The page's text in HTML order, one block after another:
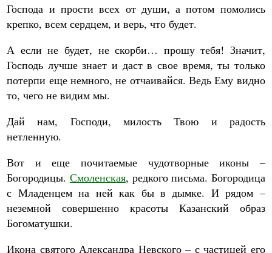
Господа и прости всех от души, а потом помолись
крепко, всем сердцем, и верь, что будет.
А если не будет, не скорби… прошу тебя! Значит,
Господь лучше знает и даст в свое время, ты только
потерпи еще немного, не отчаивайся. Ведь Ему видно
то, чего не видим мы.
Дай нам, Господи, милость Твою и радость
нетленную.
Вот и еще почитаемые чудотворные иконы –
Богородицы. Смоленская, редкого письма. Богородица
с Младенцем на ней как бы в дымке. И рядом –
неземной совершенно красоты Казанский образ
Богоматушки.
Икона святого Александра Невского – с частицей его